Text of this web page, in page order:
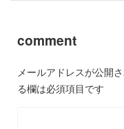
comment
メールアドレスが公開
る欄は必須項目です